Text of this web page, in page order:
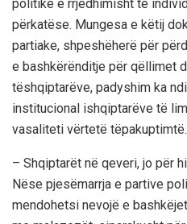
politike e rrjedhimisht të
përkatëse. Mungesa e këtij
partiake, shpeshëherë për
e bashkërënditje për qëllimet
tëshqiptarëve, padyshim ka
institucional ishqiptarëve të
vasaliteti vërtetë tëpakuptimtë.
– Shqiptarët në qeveri, jo për
Nëse pjesëmarrja e partive
mendohetsi nevojë e